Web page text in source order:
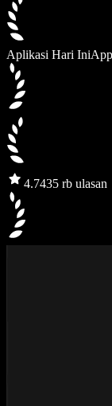
Aplikasi Hari Ini
4.7435 rb ulasan